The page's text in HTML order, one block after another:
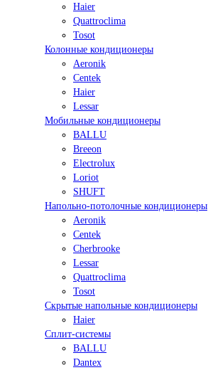
Haier
Quattroclima
Tosot
Колонные кондиционеры
Aeronik
Centek
Haier
Lessar
Мобильные кондиционеры
BALLU
Breeon
Electrolux
Loriot
SHUFT
Напольно-потолочные кондиционеры
Aeronik
Centek
Cherbrooke
Lessar
Quattroclima
Tosot
Скрытые напольные кондиционеры
Haier
Сплит-системы
BALLU
Dantex